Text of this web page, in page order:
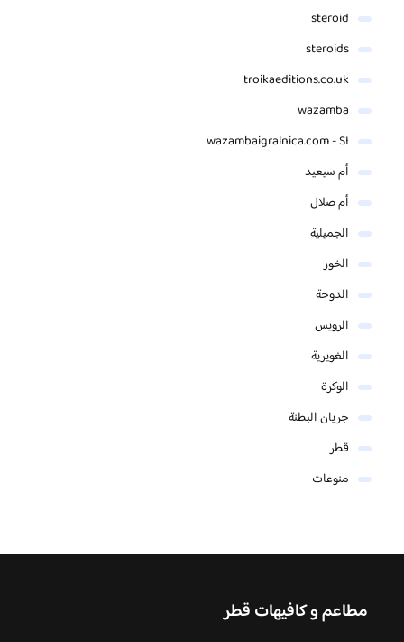
steroid
steroids
troikaeditions.co.uk
wazamba
wazambaigralnica.com - SI
أم سيعيد
أم صلال
الجميلية
الخور
الدوحة
الرويس
الغويرية
الوكرة
جريان البطنة
قطر
منوعات
مطاعم و كافيهات قطر